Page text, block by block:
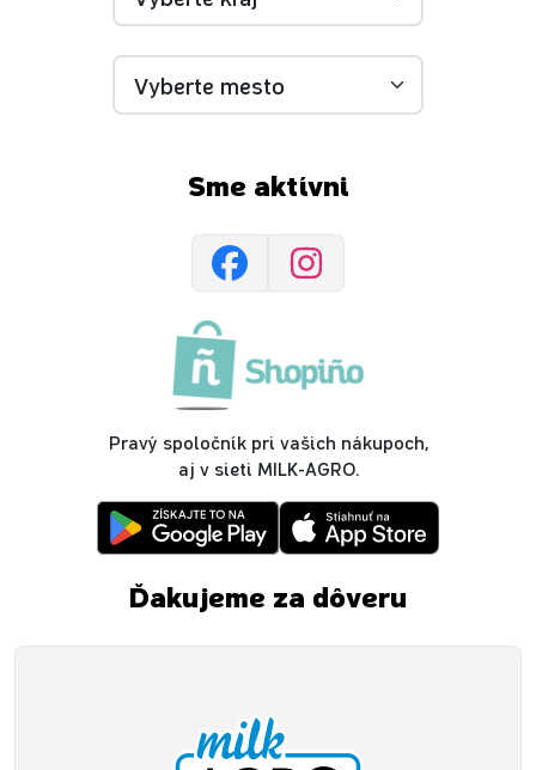
Sme aktívni
Pravý spoločník pri vašich nákupoch,
aj v sieti MILK-AGRO.
Ďakujeme za dôveru